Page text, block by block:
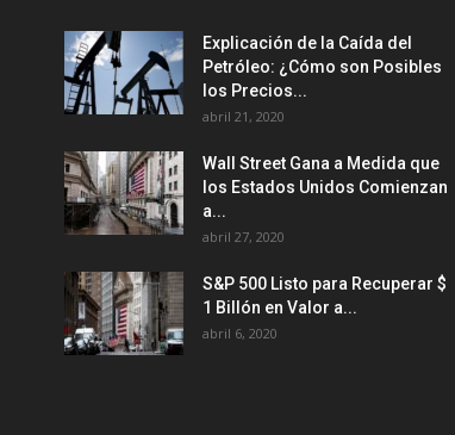
Explicación de la Caída del
Petróleo: ¿Cómo son Posibles
los Precios...
abril 21, 2020
Wall Street Gana a Medida que
los Estados Unidos Comienzan
a...
abril 27, 2020
S&P 500 Listo para Recuperar $
1 Billón en Valor a...
abril 6, 2020